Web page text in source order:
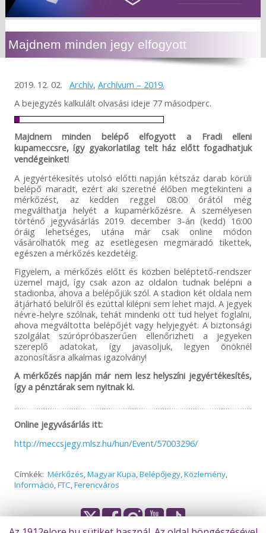
Majdnem minden jegy elfogyott
2019. 12. 02. Archív, Archívum – 2019.
A bejegyzés kalkulált olvasási ideje 77 másodperc.
Majdnem minden belépő elfogyott a Fradi elleni
kupameccsre, így gyakorlatilag telt ház előtt fogadhatjuk
vendégeinket!
A jegyértékesítés utolsó előtti napján kétszáz darab körüli
belépő maradt, ezért aki szeretné élőben megtekinteni a
mérkőzést, az kedden reggel 08:00 órától még
megválthatja helyét a kupamérkőzésre. A személyesen
történő jegyvásárlás 2019. december 3-án (kedd) 16:00
óráig lehetséges, utána már csak online módon
vásárolhatók meg az esetlegesen megmaradó tikettek,
egészen a mérkőzés kezdetéig.
Figyelem, a mérkőzés előtt és közben beléptető-rendszer
üzemel majd, így csak azon az oldalon tudnak belépni a
stadionba, ahova a belépőjük szól. A stadion két oldala nem
átjárható belülről és ezúttal kilépni sem lehet majd. A jegyek
névre-helyre szólnak, tehát mindenki ott tud helyet foglalni,
ahova megváltotta belépőjét vagy helyjegyét. A biztonsági
szolgálat szúrópróbaszerűen ellenőrizheti a jegyeken
szereplő adatokat, így javasoljuk, legyen önöknél
azonosításra alkalmas igazolvány!
A mérkőzés napján már nem lesz helyszíni jegyértékesítés,
így a pénztárak sem nyitnak ki.
Online jegyvásárlás itt:
http://meccsjegy.mlsz.hu/hun/Event/57003296/
Címkék: Mérkőzés,Magyar Kupa,Belépőjegy,Közlemény,
Információ,FTC,Ferencváros